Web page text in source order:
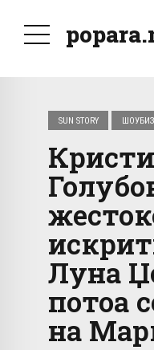
SUN STORY ШОУБИЗ
Луна
потоа
на